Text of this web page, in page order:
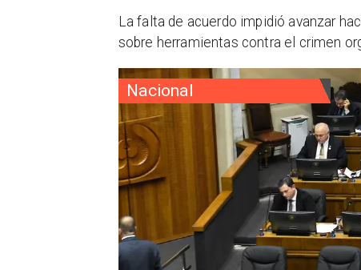
Nacional
La falta de acuerdo impidió avanzar
sobre herramientas contra el crimen